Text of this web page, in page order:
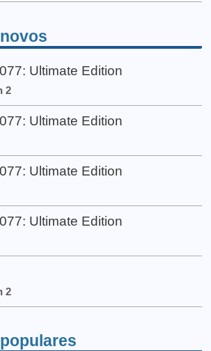
Ultimate Edition
2
Ultimate Edition
Ultimate Edition
Ultimate Edition
2